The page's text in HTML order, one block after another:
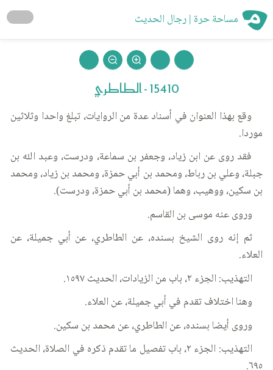
مساحة حرة | رجال الحديث
15410 - الطاطري
وقع بهذا العنوان في أسناد عدة من الروايات، تبلغ واحدا وثلاثين
موردا.
فقد روى عن ابن زياد، وجعفر بن سماعة، ودرست، وعبد الله بن
جبلة، وعلي بن رباط، ومحمد بن أبي حمزة، ومحمد بن زياد، ومحمد
بن سكين، ووهيب، وهما (محمد بن أبي حمزة، ودرست).
وروى عنه موسى بن القاسم.
ثم إنه روى الشيخ بسنده، عن الطاطري، عن أبي جميلة، عن
العلاء.
التهذيب: الجزء ٢، باب من الزيادات، الحديث ١٥٩٧.
وهنا اختلاف تقدم في أبي جميلة، عن العلاء.
وروى أيضا بسنده، عن الطاطري، عن محمد بن سكين.
التهذيب: الجزء ٢، باب تفصيل ما تقدم ذكره في الصلاة، الحديث
٦٩٥.